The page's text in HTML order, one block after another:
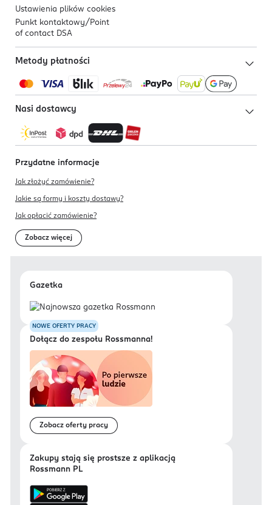
Ustawienia plików cookies
Punkt kontaktowy/ Point
of contact DSA
Metody płatności
Nasi dostawcy
Przydatne informacje
Jak złożyć zamówienie?
Jakie są formy i koszty dostawy?
Jak opłacić zamówienie?
Zobacz więcej
Gazetka
NOWE OFERTY PRACY
Dołącz do zespołu Rossmanna!
Zobacz oferty pracy
Zakupy stają się prostsze z aplikacją
Rossmann PL